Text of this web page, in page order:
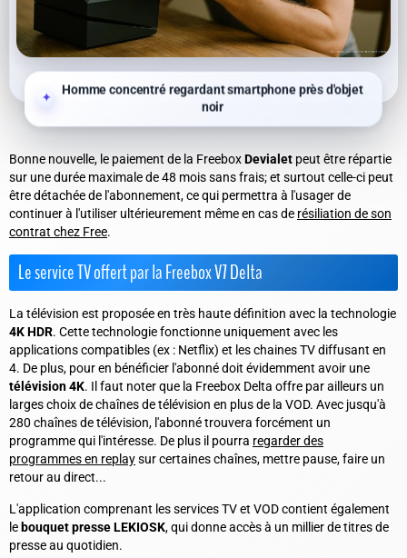
Homme concentré regardant smartphone près d'objet
noir
Bonne nouvelle, le paiement de la FreeboxDevialet peut être répartie
sur une durée maximale de 48 mois sans frais; et surtout celle-ci peut
être détachée de l'abonnement, ce qui permettra à l'usager de
continuer à l'utiliser ultérieurement même en cas de résiliation de son
contrat chez Free.
Le service TV offert par la Freebox V7 Delta
La télévision est proposée en très haute définition avec la technologie
4K HDR. Cette technologie fonctionne uniquement avec les
applications compatibles (ex : Netflix) et les chaines TV diffusant en
4. De plus, pour en bénéficier l'abonné doit évidemment avoir une
télévision 4K. Il faut noter que la Freebox Delta offre par ailleurs un
larges choix de chaînes de télévision en plus de la VOD. Avec jusqu'à
280 chaînes de télévision, l'abonné trouvera forcément un
programme qui l'intéresse. De plus il pourra regarder des
programmes en replaysur certaines chaînes, mettre pause, faire un
retour au direct...
L'application comprenant les services TV et VOD contient également
le bouquet presse LEKIOSK, qui donne accès à un millier de titres de
presse au quotidien.